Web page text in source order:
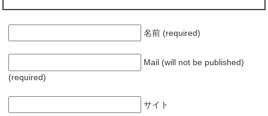
名前 (required)
Mail (will not be published)
(required)
サイト